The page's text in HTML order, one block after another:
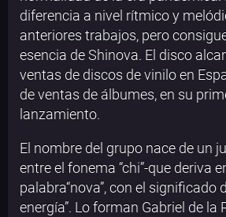
diferencia a nivel rítmico y
anteriores trabajos, pero
esencia de Shinova. El disco
ventas de discos de vinilo en
de ventas de álbumes, en su
lanzamiento.
El nombre del grupo nace de un
entre el fonema “chi”-que deriva
palabra“nova”, con el significado
energía”. Lo forman Gabriel de la